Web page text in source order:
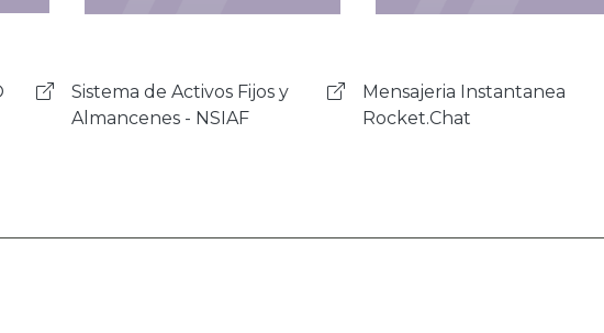
Mensajeria Instantanea
Rocket.Chat
Sistema de Gestión de
Correspondencia - SIGEC